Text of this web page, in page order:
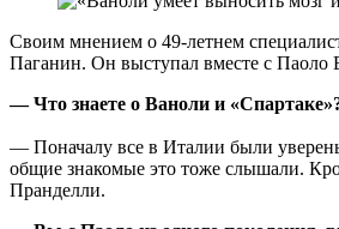
Своим мнением о 49-летнем
Паганин. Он выступал вместе с Паоло
— Что знаете о Ваноли и
— Поначалу все в Италии были
общие знакомые это тоже слышали.
Пранделли.